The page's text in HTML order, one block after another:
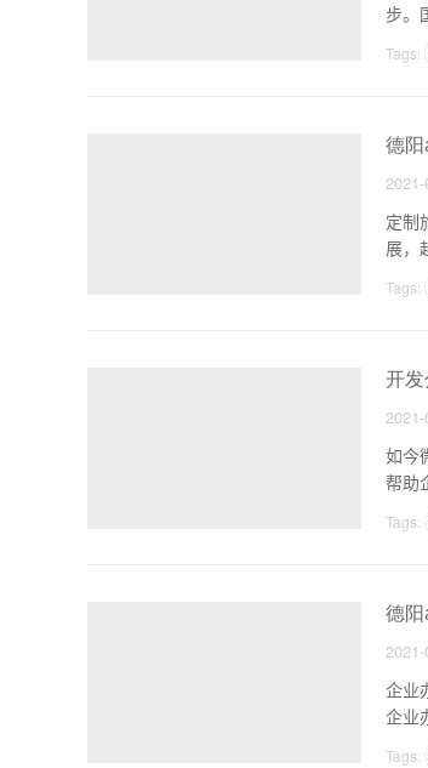
步。
Tags:
德
定制
展，
Tags:
开
如今
帮助
Tags:
德
企业
企业
Tags: